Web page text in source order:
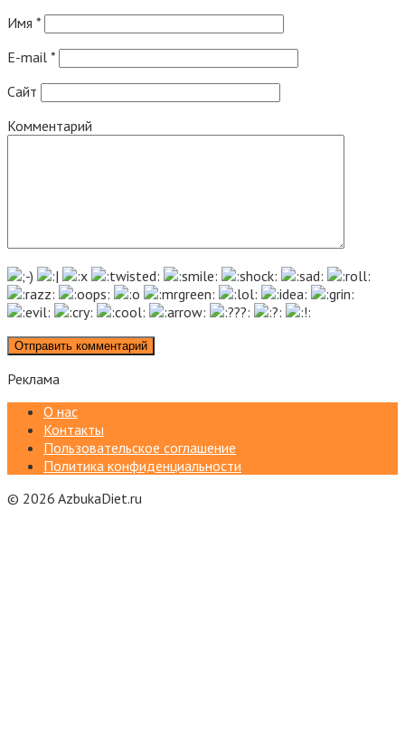
Имя *
E-mail *
Сайт
Комментарий
Реклама
О нас
Контакты
Пользовательское соглашение
Политика конфиденциальности
© 2026 AzbukaDiet.ru